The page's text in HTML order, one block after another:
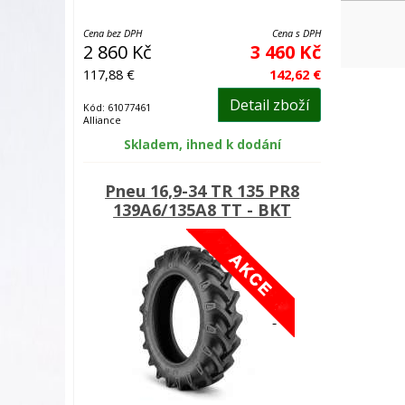
Cena bez DPH
2 860 Kč
117,88 €
Cena s DPH
3 460 Kč
142,62 €
Kód: 61077461
Alliance
Detail zboží
Skladem, ihned k dodání
Pneu 16,9-34 TR 135 PR8
139A6/135A8 TT - BKT